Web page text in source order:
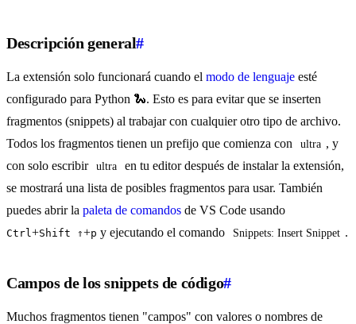
Descripción general#
La extensión solo funcionará cuando el modo de lenguaje esté
configurado para Python 🐍. Esto es para evitar que se inserten
fragmentos (snippets) al trabajar con cualquier otro tipo de archivo.
Todos los fragmentos tienen un prefijo que comienza con
ultra , y
con solo escribir ultra
en tu editor después de instalar la extensión,
se mostrará una lista de posibles fragmentos para usar. También
puedes abrir la paleta de comandos de VS Code usando
Ctrl +Shift ⇑+p y ejecutando el comando Snippets: Insert Snippet .
Campos de los snippets de código#
Muchos fragmentos tienen "campos" con valores o nombres de